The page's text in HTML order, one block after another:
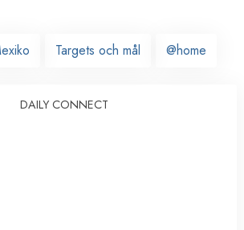
Targets och mål @home
DAILY CONNECT